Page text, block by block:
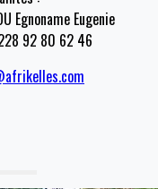
Egnoname Eugenie
92 80 62 46